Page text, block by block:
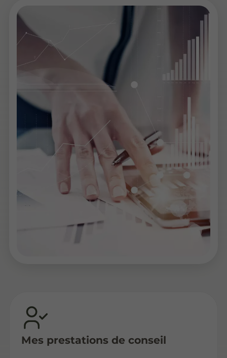
Mes prestations de conseil